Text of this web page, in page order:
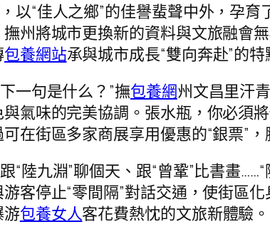
以“佳人之鄉”的佳譽蜚聲中外，孕
州將城市更換新的資料與文旅融會
包養網站承與城市成長“雙向奔赴”的特
一句是什么？”撫包養網州文昌里汗
氣味的完美協調。張水瓶，你必須
在街區多家商展享用優惠的“銀票”，
“陸九淵”聊個天、跟“曾鞏”比書畫
客停止“零間隔”對話交通，使街區
游包養女人客花費熱忱的文旅新體驗。